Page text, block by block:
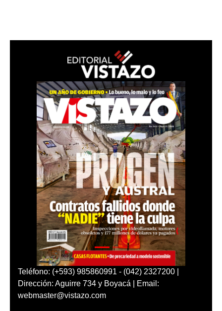
Teléfono: (+593) 985860991 - (042) 2327200 |
Dirección: Aguirre 734 y Boyacá | Email:
webmaster@vistazo.com